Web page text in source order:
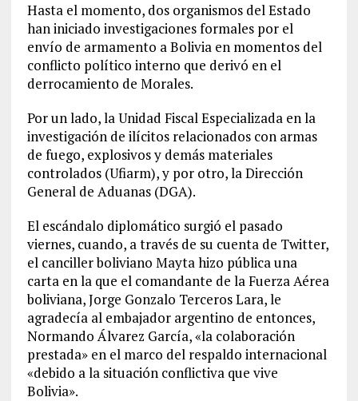
Hasta el momento, dos organismos del Estado
han iniciado investigaciones formales por el
envío de armamento a Bolivia en momentos del
conflicto político interno que derivó en el
derrocamiento de Morales.
Por un lado, la Unidad Fiscal Especializada en la
investigación de ilícitos relacionados con armas
de fuego, explosivos y demás materiales
controlados (Ufiarm), y por otro, la Dirección
General de Aduanas (DGA).
El escándalo diplomático surgió el pasado
viernes, cuando, a través de su cuenta de Twitter,
el canciller boliviano Mayta hizo pública una
carta en la que el comandante de la Fuerza Aérea
boliviana, Jorge Gonzalo Terceros Lara, le
agradecía al embajador argentino de entonces,
Normando Álvarez García, «la colaboración
prestada» en el marco del respaldo internacional
«debido a la situación conflictiva que vive
Bolivia».